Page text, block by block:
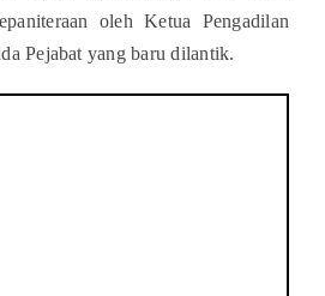
oleh Ketua Pengadilan
Pejabat yang baru dilantik.